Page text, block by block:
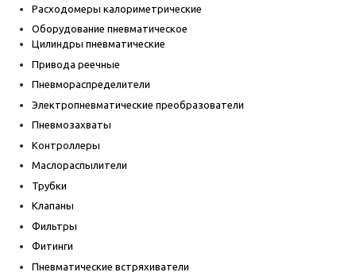
Расходомеры калориметрические
Оборудование пневматическое
Цилиндры пневматические
Привода реечные
Пневмораспределители
Электропневматические преобразователи
Пневмозахваты
Контроллеры
Маслораспылители
Трубки
Клапаны
Фильтры
Фитинги
Пневматические встряхиватели